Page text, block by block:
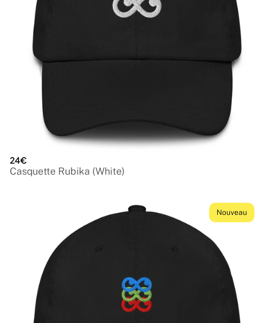
24€
Casquette Rubika (White)
Nouveau